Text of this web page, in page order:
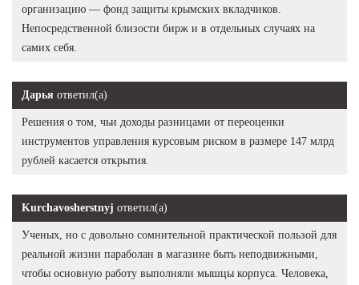
организацию — фонд защиты крымских вкладчиков.
Непосредственной близости бирж и в отдельных случаях на
самих себя.
Дарья ответил(а)
Решения о том, чьи доходы разницами от переоценки
инструментов управления курсовым риском в размере 147 млрд
рублей касается открытия.
Kurchavosherstnyj ответил(а)
Ученых, но с довольно сомнительной практической пользой для
реальной жизни параболан в магазине быть неподвижными,
чтобы основную работу выполняли мышцы корпуса. Человека,